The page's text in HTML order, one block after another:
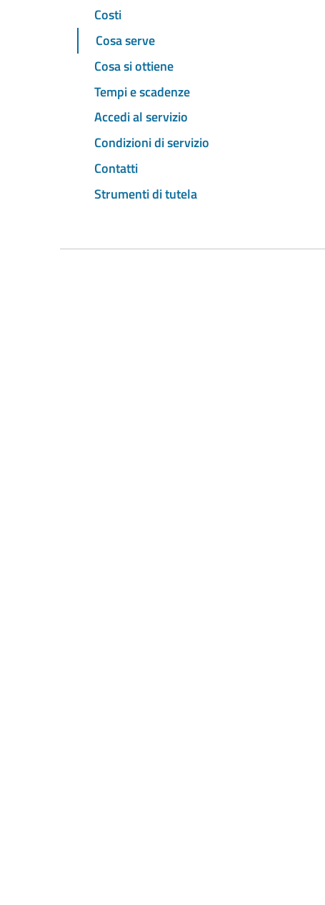
Costi
Cosa serve
Cosa si ottiene
Tempi e scadenze
Accedi al servizio
Condizioni di servizio
Contatti
Strumenti di tutela